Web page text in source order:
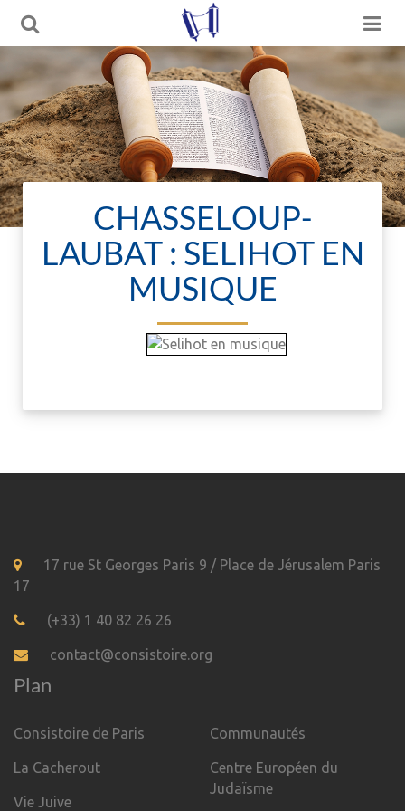
CHASSELOUP-
LAUBAT : SELIHOT EN
MUSIQUE
17 rue St Georges Paris 9 / Place de Jérusalem Paris
17
(+33) 1 40 82 26 26
contact@consistoire.org
Plan
Consistoire de Paris
La Cacherout
Vie Juive
Communautés
Centre Européen du
Judaïsme